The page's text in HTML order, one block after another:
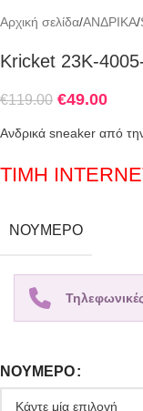
Αρχική σελίδα/ΑΝΔΡΙΚΑ/
Kricket 23K-
€119.00 €49.00
Ανδρικά sneaker από
ΤΙΜΗ
ΝΟΎΜΕΡΟ
ΝΟΎΜΕΡΟ